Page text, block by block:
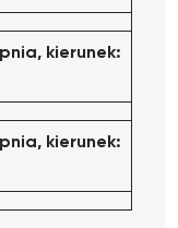
kierunek:
kierunek: